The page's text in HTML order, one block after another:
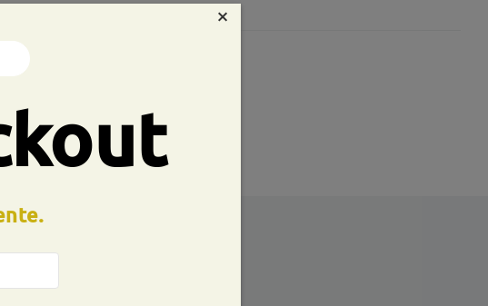
della lente:
×